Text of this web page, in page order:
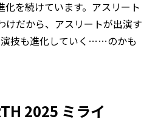
化を続けています。アスリート
けだから、アスリートが出演す
演技も進化していく……のかも
2025 ミライ